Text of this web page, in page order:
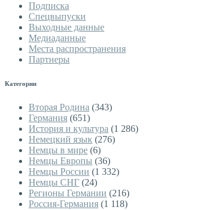
Подписка
Спецвыпуски
Выходные данные
Медиаданные
Места распространения
Партнеры
Категории
Вторая Родина (343)
Германия (651)
История и культура (1 286)
Немецкий язык (276)
Немцы в мире (6)
Немцы Европы (36)
Немцы России (1 332)
Немцы СНГ (24)
Регионы Германии (216)
Россия-Германия (1 118)